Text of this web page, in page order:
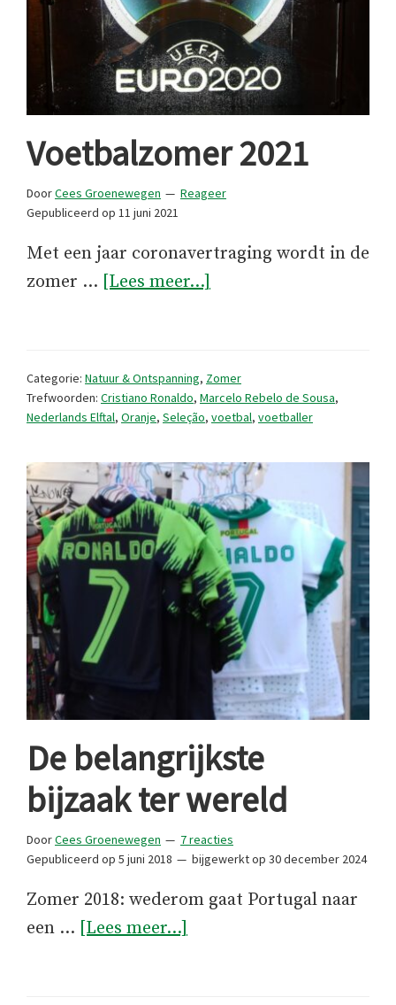
Voetbalzomer 2021
DoorCees Groenewegen
Reageer
Gepubliceerd op 11 juni 2021
Met een jaar coronavertraging wordt in de
zomer … [Lees meer...]
Categorie: Natuur & Ontspanning, Zomer
Trefwoorden: Cristiano Ronaldo, Marcelo Rebelo de Sousa,
Nederlands Elftal, Oranje, Seleção, voetbal, voetballer
De belangrijkste
bijzaak ter wereld
DoorCees Groenewegen
7 reacties
Gepubliceerd op 5 juni 2018 bijgewerkt op 30 december 2024
Zomer 2018: wederom gaat Portugal naar
een … [Lees meer...]